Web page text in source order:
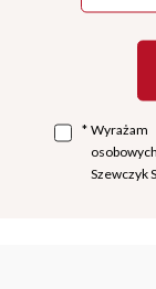
*
Szewczyk